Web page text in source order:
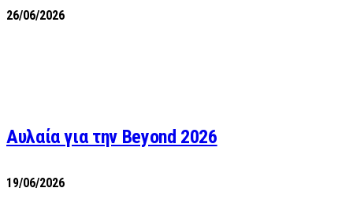
26/06/2026
Αυλαία για την Beyond 2026
19/06/2026